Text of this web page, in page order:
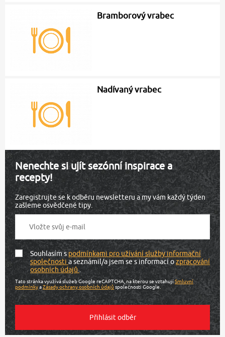
Bramborový vrabec
Nadívaný vrabec
Nenechte si ujít sezónní inspirace a
recepty!
Zaregistrujte se k odběru newsletteru a my vám každý týden
zašleme osvědčené tipy.
Souhlasím spodmínkami pro užívání služby informační
společnostia seznámil/a jsem se s informací ozpracování
osobních údajů.
Tato stránka využívá služeb Google reCAPTCHA, na kterou se vztahujíSmluvní
podmínkyaZásady ochrany osobních údajů společnosti Google.